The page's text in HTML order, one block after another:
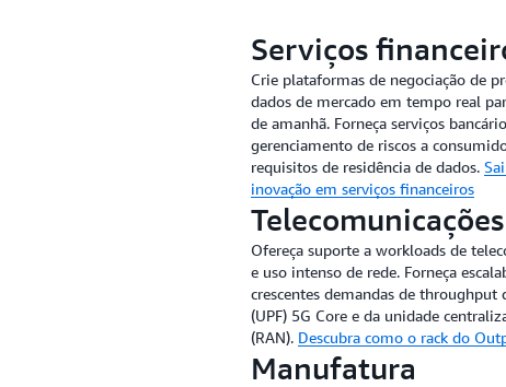
Serviços
Crie plataformas de negociação de
dados de mercado em tempo real
de amanhã. Forneça serviços
gerenciamento de riscos a
requisitos de residência de dados.
inovação em serviços financeiros
Telecomunicações
Ofereça suporte a workloads de
e uso intenso de rede. Forneça
crescentes demandas de
(UPF) 5G Core e da unidade
(RAN). Descubra como o rack do
Manufatura